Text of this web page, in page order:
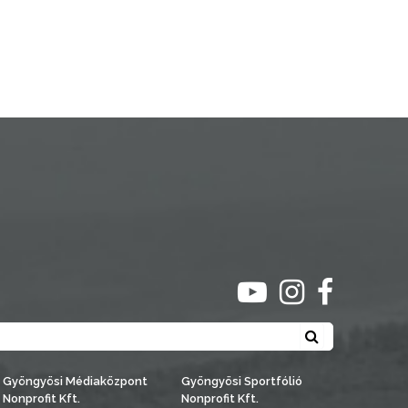
ugrás youtube
ugrásugrás
Gyöngyösi Médiaközpont
Nonprofit Kft.
Gyöngyösi Sportfólió
Nonprofit Kft.